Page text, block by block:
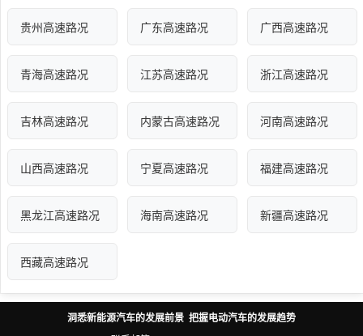
贵州高速路况 广东高速路况 广西高速路况
青海高速路况 江苏高速路况 浙江高速路况
吉林高速路况 内蒙古高速路况 河南高速路况
山西高速路况 宁夏高速路况 福建高速路况
黑龙江高速路况 海南高速路况 新疆高速路况
西藏高速路况
洞悉新能源汽车的发展前景 把握电动汽车的发展趋势